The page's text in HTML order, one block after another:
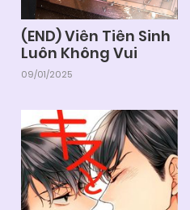
(END) Viên Tiên Sinh
Luôn Không Vui
09/01/2025